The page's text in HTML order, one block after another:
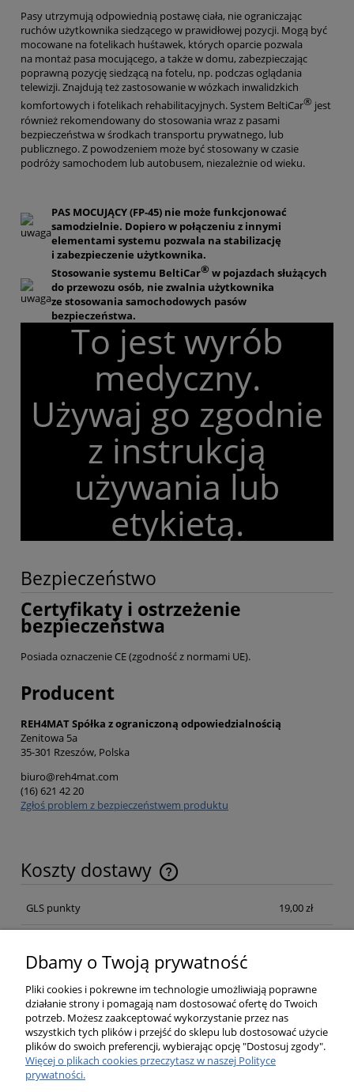
Pasy utrzymują odpowiednią postawę ciała, nie ograniczając
ruchów użytkownika siedzącego w prawidłowej pozycji. Mogą być
mocowane na fotelikach huśtawek, których oparcie pozwala
na montaż pasa mocującego, a także w domu, zabezpieczając
poprawną pozycję siedzącą na fotelu, np. podczas oglądania
telewizji. Znajdują też zastosowanie w wózkach inwalidzkich
komfortowych i fotelikach rehabilitacyjnych. System BeltiCar® jest
również rekomendowany do stosowania wraz z pasami
bezpieczeństwa w środkach transportu prywatnego, lub
publicznego. Z powodzeniem może być stosowany w czasie
podróży samochodem lub autobusem, niezależnie od wieku.
PAS MOCUJĄCY (FP-45) nie może funkcjonować
samodzielnie. Dopiero w połączeniu z innymi
elementami systemu pozwala na stabilizację
i zabezpieczenie użytkownika.
Stosowanie systemu BeltiCar® w pojazdach służących
do przewozu osób, nie zwalnia użytkownika
ze stosowania samochodowych pasów
bezpieczeństwa.
To jest wyrób
medyczny.
Używaj go zgodnie
z instrukcją
używania lub
etykietą.
Bezpieczeństwo
Certyfikaty i ostrzeżenie
bezpieczeństwa
Posiada oznaczenie CE (zgodność z normami UE).
Producent
REH4MAT Spółka z ograniczoną odpowiedzialnością
Zenitowa 5a
35-301 Rzeszów, Polska
biuro@reh4mat.com
(16) 621 42 20
Zgłoś problem z bezpieczeństwem produktu
Koszty dostawy
Cena nie zawiera ewentualnych kosztów płatności
GLS punkty
19,00 zł
Kurier GLS Poland Pobraniowa
Opinie o produkcie (0)
Dbamy o Twoją prywatność
Pliki cookies i pokrewne im technologie umożliwiają poprawne
działanie strony i pomagają nam dostosować ofertę do Twoich
potrzeb. Możesz zaakceptować wykorzystanie przez nas
wszystkich tych plików i przejść do sklepu lub dostosować użycie
plików do swoich preferencji, wybierając opcję "Dostosuj zgody".
Więcej o plikach cookies przeczytasz w naszej Polityce
prywatności.